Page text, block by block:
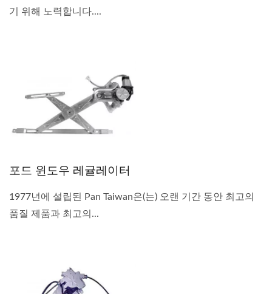
기 위해 노력합니다....
포드 윈도우 레귤레이터
1977년에 설립된 Pan Taiwan은(는) 오랜 기간 동안 최고의
품질 제품과 최고의...